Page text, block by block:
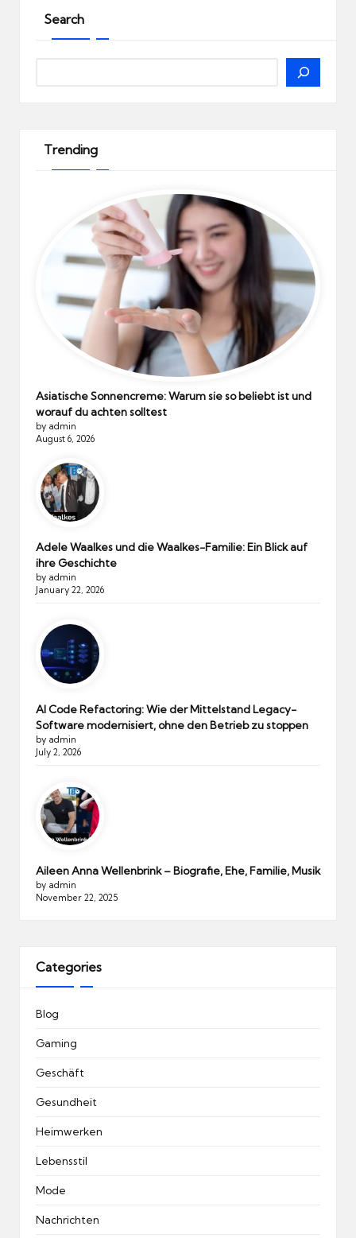
Search
Trending
Asiatische Sonnencreme: Warum sie so beliebt ist und
worauf du achten solltest
by admin
August 6, 2026
Adele Waalkes und die Waalkes-Familie: Ein Blick auf
ihre Geschichte
by admin
January 22, 2026
AI Code Refactoring: Wie der Mittelstand Legacy-
Software modernisiert, ohne den Betrieb zu stoppen
by admin
July 2, 2026
Aileen Anna Wellenbrink – Biografie, Ehe, Familie, Musik
by admin
November 22, 2025
Categories
Blog
Gaming
Geschäft
Gesundheit
Heimwerken
Lebensstil
Mode
Nachrichten